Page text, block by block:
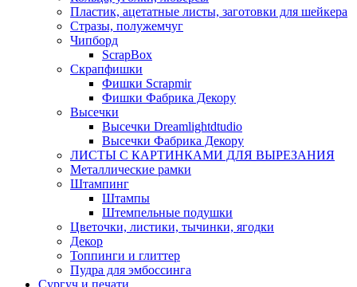
Пластик, ацетатные листы, заготовки для шейкера
Стразы, полужемчуг
Чипборд
ScrapBox
Скрапфишки
Фишки Scrapmir
Фишки Фабрика Декору
Высечки
Высечки Dreamlightdtudio
Высечки Фабрика Декору
ЛИСТЫ С КАРТИНКАМИ ДЛЯ ВЫРЕЗАНИЯ
Металлические рамки
Штампинг
Штампы
Штемпельные подушки
Цветочки, листики, тычинки, ягодки
Декор
Топпинги и глиттер
Пудра для эмбоссинга
Сургуч и печати